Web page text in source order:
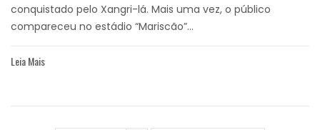
conquistado pelo Xangri-lá. Mais uma vez, o público
compareceu no estádio “Mariscão”...
Leia Mais